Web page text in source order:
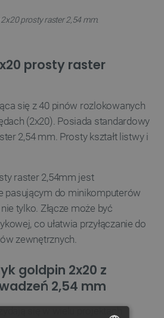
prosty raster 2,54 mm.
prosty raster
się z 40 pinów rozlokowanych
(2x20). Posiada standardowy
2,54 mm. Prosty kształt listwy i
raster 2,54mm jest
pasującym do minikomputerów
tylko. Złącze może być
co ułatwia przyłączanie do
zewnętrznych.
goldpin 2x20 z
2,54 mm
się w wielu projektach